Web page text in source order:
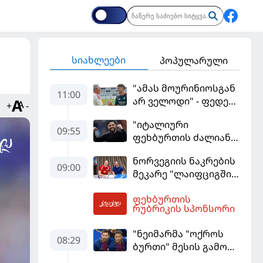
+ -
სიახლეები პოპულარული
11:00
"ამას მოურინიოსგან
არ ველოდი" - ფედე
09:55
"იტალიური
ფეხბურთის ძალიან
ფაბრეგასი
09:00
ნორვეგიის ნაკრების
მეკარე "ლაიფციგში"
ფეხბურთის
რუბრიკის სპონსორი
08:29
"ნეიმარმა "ოქროს
ბურთი" მესის გამო